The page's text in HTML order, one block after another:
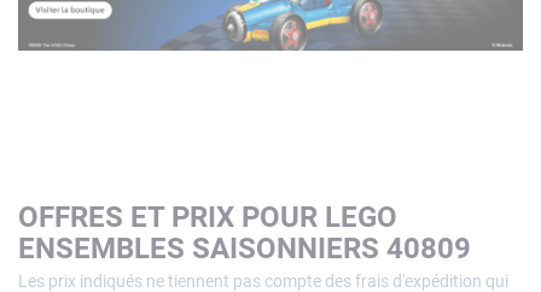
OFFRES ET PRIX POUR LEGO
ENSEMBLES SAISONNIERS 40809
Les prix indiqués ne tiennent pas compte des frais d'expédition qui